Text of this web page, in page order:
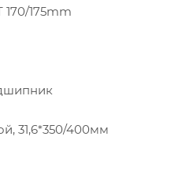
170/175mm
31,6*350/400мм